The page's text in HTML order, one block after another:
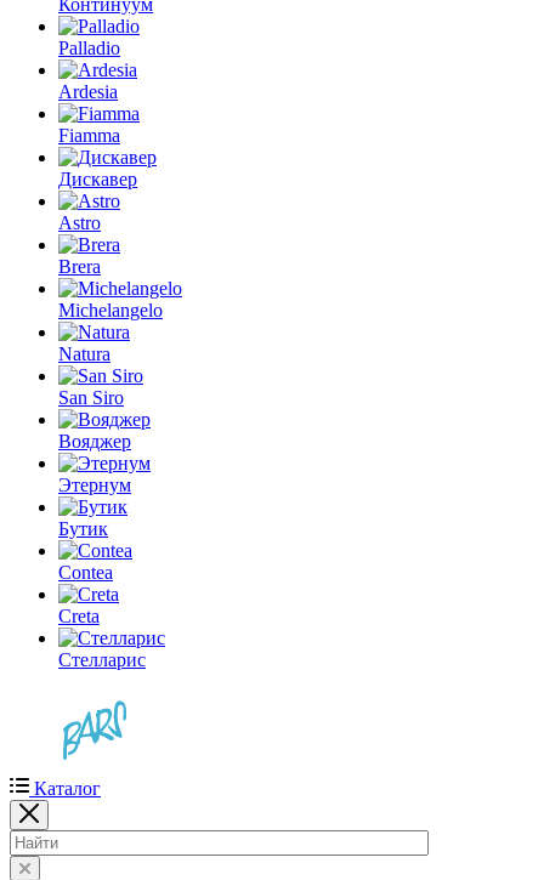
Континуум
Palladio
Ardesia
Fiamma
Дискавер
Astro
Brera
Michelangelo
Natura
San Siro
Вояджер
Этернум
Бутик
Contea
Creta
Стелларис
Каталог